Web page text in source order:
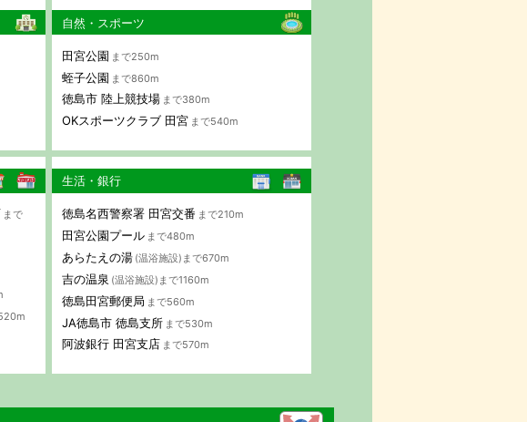
自然・スポーツ
田宮公園 まで250m
蛭子公園 まで860m
徳島市 陸上競技場 まで380m
OKスポーツクラブ 田宮 まで540m
まで
生活・銀行
徳島名西警察署 田宮交番 まで210m
田宮公園プール まで480m
あらたえの湯 (温浴施設)まで670m
吉の温泉 (温浴施設)まで1160m
徳島田宮郵便局 まで560m
JA徳島市 徳島支所 まで530m
阿波銀行 田宮支店 まで570m